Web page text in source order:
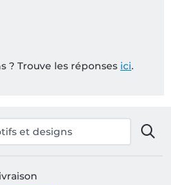
? Trouve les réponses ici.